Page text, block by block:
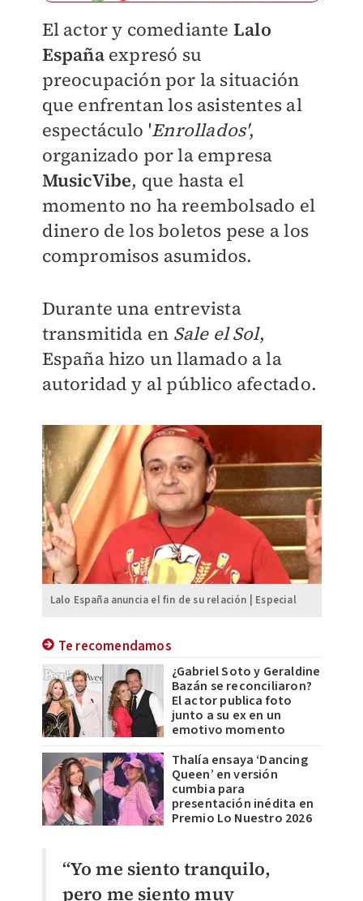
El actor y comediante Lalo
Españaexpresó su
preocupación por la situación
que enfrentan los asistentes al
espectáculo 'Enrollados',
organizado por la empresa
MusicVibe, que hasta el
momento no ha reembolsado el
dinero de los boletos pese a los
compromisos asumidos.
Durante una entrevista
transmitida en Sale el Sol,
España hizo un llamado a la
autoridad y al público afectado.
Lalo España anuncia el fin de su relación | Especial
Te recomendamos
¿Gabriel Soto y Geraldine
Bazán se reconciliaron?
El actor publica foto
junto a su ex en un
emotivo momento
Thalía ensaya ‘Dancing
Queen’ en versión
cumbia para
presentación inédita en
Premio Lo Nuestro 2026
“Yo me siento tranquilo,
pero me siento muy